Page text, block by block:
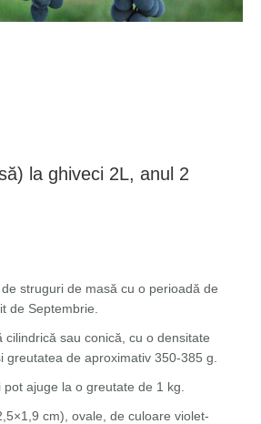
la ghiveci 2L, anul 2
struguri de masă cu o perioadă de
de Septembrie.
cilindrică sau conică, cu o densitate
greutatea de aproximativ 350-385 g.
ajuge la o greutate de 1 kg.
cm), ovale, de culoare violet-